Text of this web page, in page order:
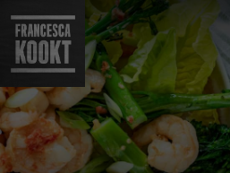
naar
inhoud